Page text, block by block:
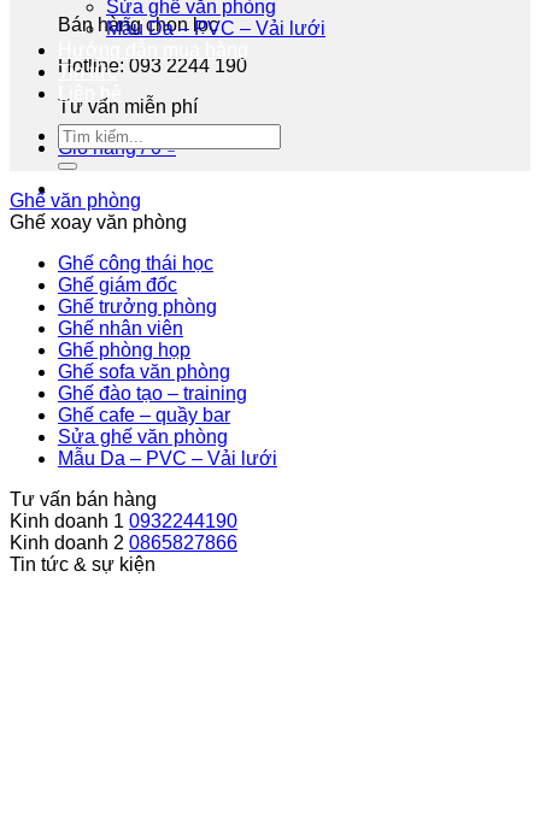
Bán hàng chọn lọc
Hotline: 093 2244 190
Tư vấn miễn phí
Giỏ hàng /0₫
Sửa ghế văn phòng
Mẫu Da – PVC – Vải lưới
Tin tức
Liên hệ
Ghế văn phòng
Ghế xoay văn phòng
Ghế công thái học
Ghế giám đốc
Ghế trưởng phòng
Ghế nhân viên
Ghế phòng họp
Ghế sofa văn phòng
Ghế đào tạo – training
Ghế cafe – quầy bar
Sửa ghế văn phòng
Mẫu Da – PVC – Vải lưới
Tư vấn bán hàng
Kinh doanh 1 0932244190
Kinh doanh 2 0865827866
Tin tức & sự kiện